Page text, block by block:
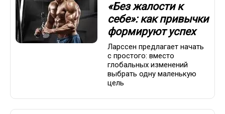
«Без жалости к
себе»: как привычки
формируют успех
Ларссен предлагает начать
с простого: вместо
глобальных изменений
выбрать одну маленькую
цель